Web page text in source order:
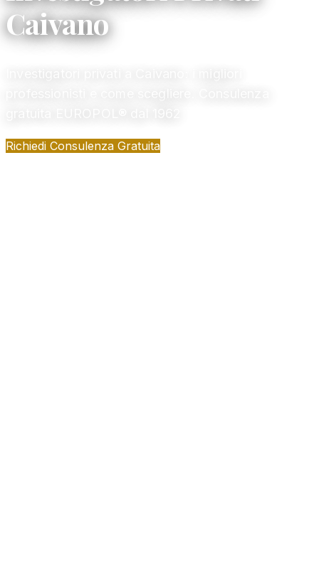
Caivano
Richiedi Consulenza Gratuita